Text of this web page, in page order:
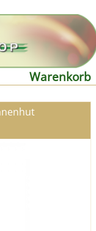
Warenkorb